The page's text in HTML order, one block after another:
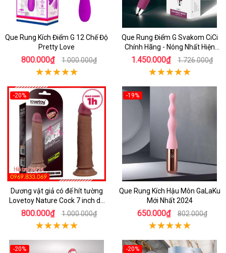
Que Rung Kích Điểm G 12 Chế Độ
Pretty Love
800.000₫ 1.000.000₫
Que Rung Điểm G Svakom CiCi
Chính Hãng - Nóng Nhất Hiện
Nay
1.450.000₫ 1.726.000₫
-20%
Dương vật giả có đế hít tường
Lovetoy Nature Cock 7 inch da
đen
800.000₫ 1.000.000₫
-19%
Que Rung Kích Hậu Môn GaLaKu
Mới Nhất 2024
650.000₫ 802.000₫
-20% -20%